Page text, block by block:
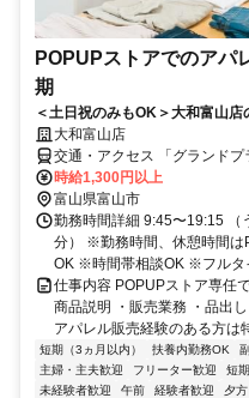
POPUPストアでのア
期
＜土日祝のみもOK＞大和富山
大和富山店
交通・アクセス 「グランド
時給1,300円以上
富山県富山市
勤務時間詳細 9:45〜19:15
分） ※勤務時間、休憩時間
OK ※時間帯相談OK ※フルタ
仕事内容 POPUPストア専任
商品説明 ・販売業務 ・品出
アパレル販売経験のある方は
短期（3ヵ月以内） 扶養内勤務OK
主婦・主夫歓迎
フリーター歓迎 短期
未経験者歓迎
午前 経験者歓迎 夕方